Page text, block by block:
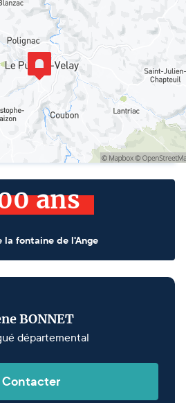
ans
la fontaine de l'Ange
BONNET
départemental
Contacter